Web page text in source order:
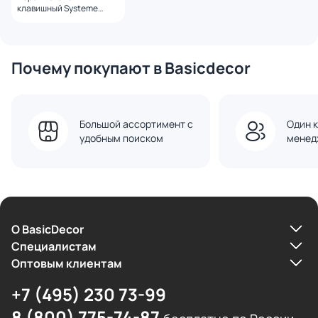
клавишный Systeme
Почему покупают в Basicdecor
Большой ассортимент с
удобным поиском
Один
О BasicDecor
Cпециалистам
Оптовым клиентам
+7 (495) 230 73-99